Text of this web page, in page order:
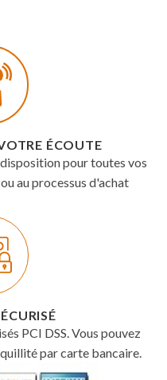
ÉCOUTE
pour toutes vos
au processus d'achat
PCI DSS. Vous pouvez
par carte bancaire.